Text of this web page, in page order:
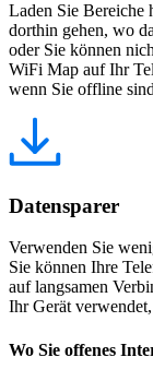
Laden Sie Bereiche
dorthin gehen, wo
oder Sie können
WiFi Map auf Ihr
wenn Sie offline
Datensparer
Verwenden Sie
Sie können Ihre
auf langsamen
Ihr Gerät
Wo Sie offenes